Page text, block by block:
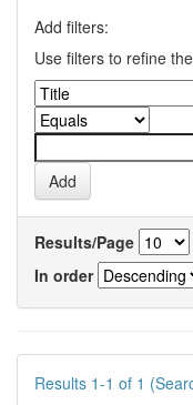
Add filters:
Use filters to refine
Results/Page
In order
Results 1-1 of 1